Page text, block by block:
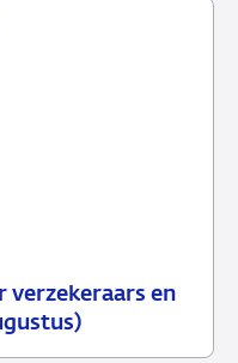
verzekeraars en